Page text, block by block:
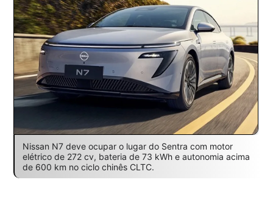
Nissan N7 deve ocupar o lugar do Sentra com motor
elétrico de 272 cv, bateria de 73 kWh e autonomia acima
de 600 km no ciclo chinês CLTC.